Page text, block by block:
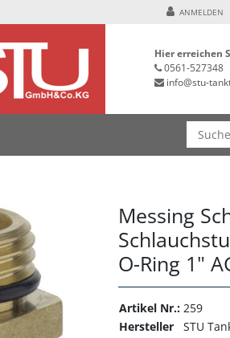
76, 34125 Kassel *** ANMELDEN
Hier erreichen
0561-527348
info@stu-
Messing
O-Ring 1"
Artikel Nr.: 259
Hersteller
STU